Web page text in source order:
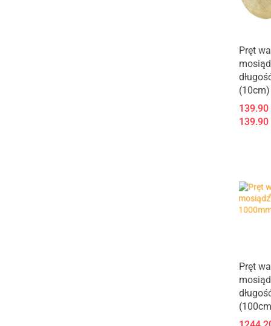
Pręt
(10cm)
139.90
139.90
Pręt